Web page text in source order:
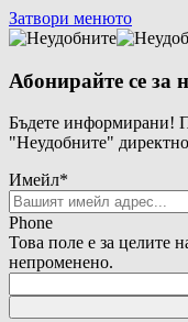
Затвори менюто
Абонирайте се за
Бъдете информирани!
"Неудобните"
Имейл*
Phone
Това поле е за целите
непроменено.